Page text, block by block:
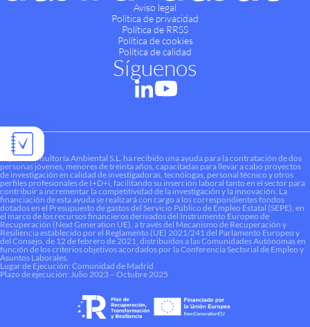
Aviso legal
Política de privacidad
Política de RRSS
Política de cookies
Política de calidad
Síguenos
Liquen Consultoría Ambiental S.L. ha recibido una ayuda para la contratación de dos
personas jóvenes, menores de treinta años, capacitadas para llevar a cabo proyectos
de investigación en calidad de investigadoras, tecnólogas, personal técnico y otros
perfiles profesionales de I+D+i, facilitando su inserción laboral tanto en el sector para
contribuir a incrementar la competitividad de la investigación y la innovación. La
financiación de esta ayuda se realizará con cargo a los correspondientes fondos
dotados en el Presupuesto de gastos del Servicio Público de Empleo Estatal (SEPE), en
el marco de los recursos financieros derivados del Instrumento Europeo de
Recuperación (Next Generation UE), a través del Mecanismo de Recuperación y
Resiliencia establecido por el Reglamento (UE) 2021/241 del Parlamento Europeo y
del Consejo, de 12 de febrero de 2021, distribuidos a las Comunidades Autónomas en
función de los criterios objetivos acordados por la Conferencia Sectorial de Empleo y
Asuntos Laborales.
Lugar de Ejecución: Comunidad de Madrid
Plazo de ejecución: Julio 2023 – Octubre 2025